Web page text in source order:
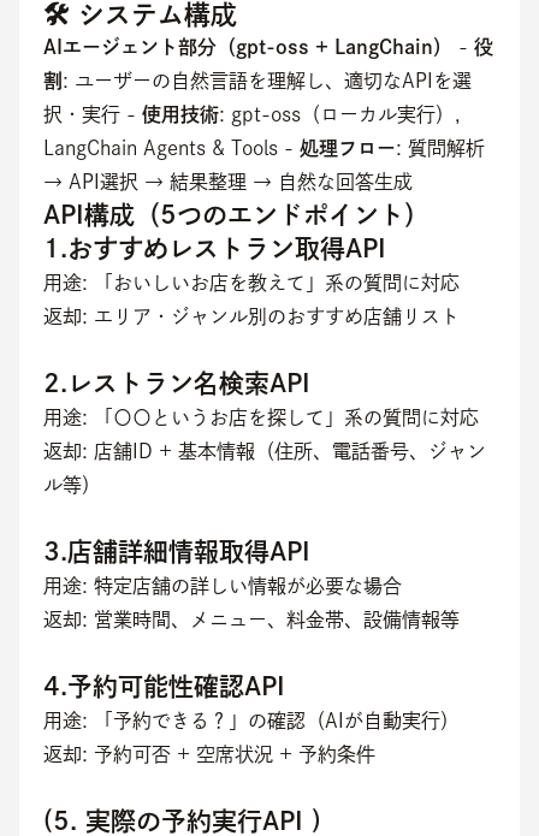
🛠️ システム構成
AIエージェント部分（gpt-oss + LangChain） - 役
割 : ユーザーの自然言語を理解し、適切なAPIを選
択・実行 - 使用技術: gpt-oss（ローカル実行）,
LangChain Agents & Tools - 処理フロー: 質問解析
→ API選択 → 結果整理 → 自然な回答生成
API構成（5つのエンドポイント）
1.おすすめレストラン取得API
用途: 「おいしいお店を教えて」系の質問に対応
返却: エリア・ジャンル別のおすすめ店舗リスト
2.レストラン名検索API
用途: 「〇〇というお店を探して」系の質問に対応
返却: 店舗ID + 基本情報（住所、電話番号、ジャン
ル等）
3.店舗詳細情報取得API
用途: 特定店舗の詳しい情報が必要な場合
返却: 営業時間、メニュー、料金帯、設備情報等
4.予約可能性確認API
用途: 「予約できる？」の確認（AIが自動実行）
返却: 予約可否 + 空席状況 + 予約条件
(5. 実際の予約実行API )